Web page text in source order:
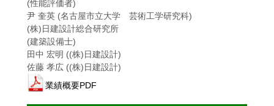
(性能評価者)
尹 奎英 (名古屋市立大学 芸術工学研究科)
(株)日建設計総合研究所
(建築設備士)
田中 宏明 ((株)日建設計)
佐藤 孝広 ((株)日建設計)
業績概要PDF